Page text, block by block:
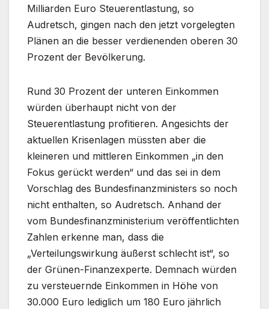
Milliarden Euro Steuerentlastung, so
Audretsch, gingen nach den jetzt vorgelegten
Plänen an die besser verdienenden oberen 30
Prozent der Bevölkerung.
Rund 30 Prozent der unteren Einkommen
würden überhaupt nicht von der
Steuerentlastung profitieren. Angesichts der
aktuellen Krisenlagen müssten aber die
kleineren und mittleren Einkommen „in den
Fokus gerückt werden“ und das sei in dem
Vorschlag des Bundesfinanzministers so noch
nicht enthalten, so Audretsch. Anhand der
vom Bundesfinanzministerium veröffentlichten
Zahlen erkenne man, dass die
„Verteilungswirkung äußerst schlecht ist“, so
der Grünen-Finanzexperte. Demnach würden
zu versteuernde Einkommen in Höhe von
30.000 Euro lediglich um 180 Euro jährlich